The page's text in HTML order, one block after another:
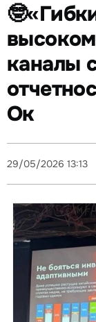
каналы
Ок
29/05/2026 13:13